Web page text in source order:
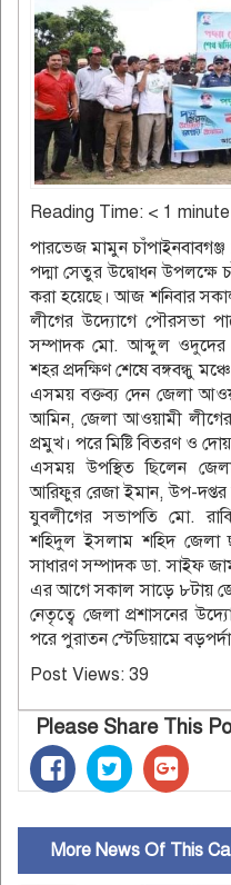
Reading Time: < 1 minute
পারভেজ মামুন চাঁপাইনবাবগঞ্জ
পদ্মা সেতুর উদ্বোধন উপলক্ষে
করা হয়েছে। আজ শনিবার
লীগের উদ্যোগে পৌরসভা
সম্পাদক মো. আব্দুল ওদুদের
শহর প্রদক্ষিণ শেষে বঙ্গবন্ধু
এসময় বক্তব্য দেন জেলা
আমিন, জেলা আওয়ামী
প্রমুখ। পরে মিষ্টি বিতরণ ও
এসময় উপস্থিত ছিলেন
আরিফুর রেজা ইমান, উপ-
যুবলীগের সভাপতি মো.
শহিদুল ইসলাম শহিদ জেলা
সাধারণ সম্পাদক ডা. সাইফ
এর আগে সকাল সাড়ে ৮টায়
নেতৃত্বে জেলা প্রশাসনের
পরে পুরাতন স্টেডিয়ামে
Post Views: 39
Please Share This
More News Of This